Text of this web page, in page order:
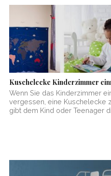
Kuschelecke Kinderzimmer
Wenn Sie das Kinderzimmer
vergessen, eine Kuschelecke
gibt dem Kind oder Teenager